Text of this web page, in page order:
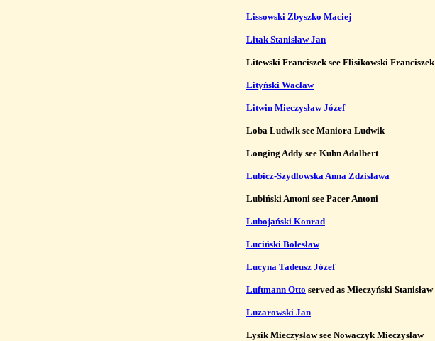
Lissowski Zbyszko Maciej
Litak Stanisław Jan
Litewski Franciszek see Flisikowski Franciszek
Lityński Wacław
Litwin Mieczysław Józef
Loba Ludwik see Maniora Ludwik
Longing Addy see Kuhn Adalbert
Lubicz-Szydlowska Anna Zdzisława
Lubiński Antoni see Pacer Antoni
Lubojański Konrad
Luciński Bolesław
Lucyna Tadeusz Józef
Luftmann Otto served as Mieczyński Stanisław
Luzarowski Jan
Lysik Mieczysław see Nowaczyk Mieczysław